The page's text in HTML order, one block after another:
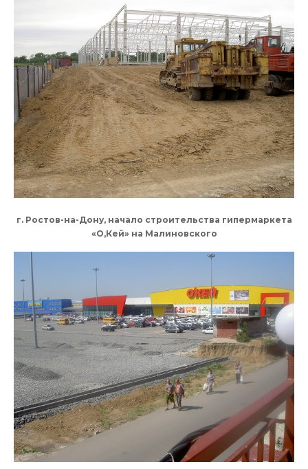
г. Ростов-на-Дону, начало строительства гипермаркета
«О,Кей» на Малиновского